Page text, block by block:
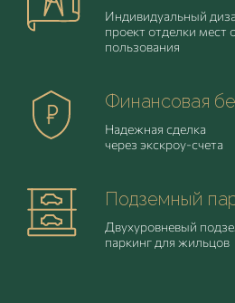
Индивидуальный
проект отделки мест
пользования
Финансовая
Надежная сделка
через экскроу-счета
Подземный
Двухуровневый
паркинг для жильцов